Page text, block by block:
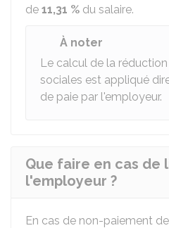
de 11,31 % du salaire.
À noter
Le calcul de la
sociales est appliqué
de paie par l'employeur.
Que faire en cas de
l'employeur ?
En cas de non-paiement